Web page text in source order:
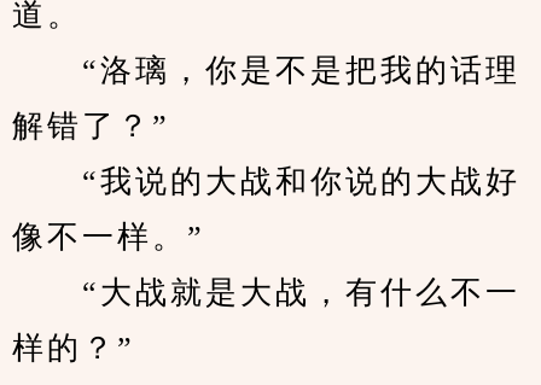
道。
“洛璃，你是不是把我的话理
解错了？”
“我说的大战和你说的大战好
像不一样。”
“大战就是大战，有什么不一
样的？”